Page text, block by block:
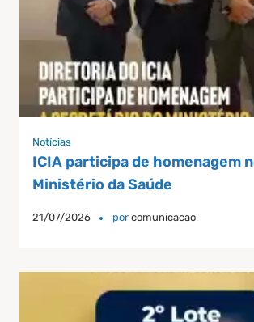
Notícias
ICIA participa de homenagem
Ministério da Saúde
21/07/2026 por comunicacao